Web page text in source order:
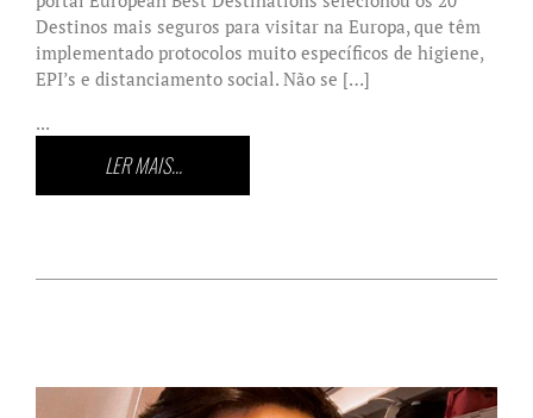
Destinos mais seguros para visitar na Europa, que têm
implementado protocolos muito específicos de higiene,
EPI’s e distanciamento social. Não se […]
...
LER MAIS...